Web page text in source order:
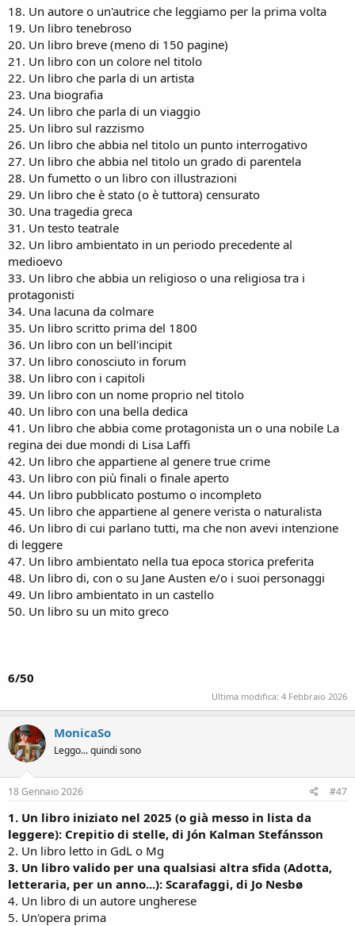
18. Un autore o un'autrice che leggiamo per la prima volta
19. Un libro tenebroso
20. Un libro breve (meno di 150 pagine)
21. Un libro con un colore nel titolo
22. Un libro che parla di un artista
23. Una biografia
24. Un libro che parla di un viaggio
25. Un libro sul razzismo
26. Un libro che abbia nel titolo un punto interrogativo
27. Un libro che abbia nel titolo un grado di parentela
28. Un fumetto o un libro con illustrazioni
29. Un libro che è stato (o è tuttora) censurato
30. Una tragedia greca
31. Un testo teatrale
32. Un libro ambientato in un periodo precedente al
medioevo
33. Un libro che abbia un religioso o una religiosa tra i
protagonisti
34. Una lacuna da colmare
35. Un libro scritto prima del 1800
36. Un libro con un bell'incipit
37. Un libro conosciuto in forum
38. Un libro con i capitoli
39. Un libro con un nome proprio nel titolo
40. Un libro con una bella dedica
41. Un libro che abbia come protagonista un o una nobile La
regina dei due mondi di Lisa Laffi
42. Un libro che appartiene al genere true crime
43. Un libro con più finali o finale aperto
44. Un libro pubblicato postumo o incompleto
45. Un libro che appartiene al genere verista o naturalista
46. Un libro di cui parlano tutti, ma che non avevi intenzione
di leggere
47. Un libro ambientato nella tua epoca storica preferita
48. Un libro di, con o su Jane Austen e/o i suoi personaggi
49. Un libro ambientato in un castello
50. Un libro su un mito greco
6/50
Ultima modifica: 4 Febbraio 2026
MonicaSo
Leggo... quindi sono
18 Gennaio 2026 #47
1. Un libro iniziato nel 2025 (o già messo in lista da
leggere): Crepitio di stelle, di Jón Kalman Stefánsson
2. Un libro letto in GdL o Mg
3. Un libro valido per una qualsiasi altra sfida (Adotta,
letteraria, per un anno...): Scarafaggi, di Jo Nesbø
4. Un libro di un autore ungherese
5. Un'opera prima